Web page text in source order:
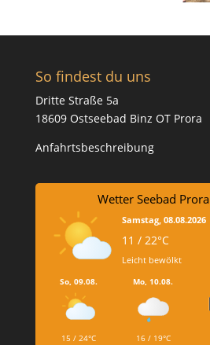
So findest du uns
Dritte Straße 5a
18609 Ostseebad Binz OT Prora
Anfahrtsbeschreibung
Wetter Seebad Prora
Samstag, 08.08.2026
11 / 22°C
Leicht bewölkt
So, 09.08.
15 / 24°C
Mo, 10.08.
16 / 19°C